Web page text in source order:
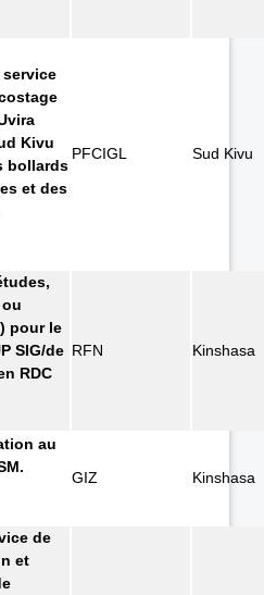
Kivu
bollards
et des
PFCIGL Sud Kivu
pour le
SIG/de
RDC
RFN Kinshasa
au
GIZ Kinshasa
de
et